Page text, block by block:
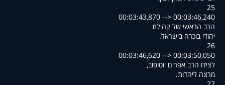
25
00:03:43,870 --> 00:03:46,240
הרב הראשי של קהילת
.יהודי בוכרה בישראל
26
00:03:46,620 --> 00:03:50,050
,לצידו הרב אפרים יוסופוב
.מרצה ליהדות